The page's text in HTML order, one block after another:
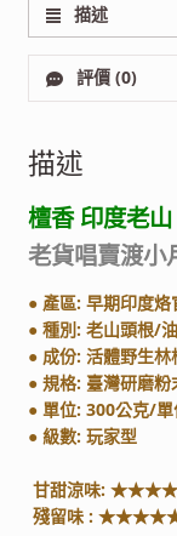
描述
評價 (0)
描述
檀香 印度老
老貨唱賣渡小
● 產區: 早期印度
● 種別: 老山頭根/
● 成份: 活體野生
● 規格: 臺灣研磨粉
● 單位: 300公克/
● 級數: 玩家型
甘甜涼味:
殘留味 :